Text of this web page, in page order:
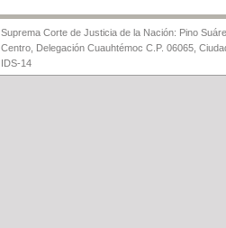
Suprema Corte de Justicia de la Nación: Pino
Centro, Delegación Cuauhtémoc C.P. 06065,
IDS-14